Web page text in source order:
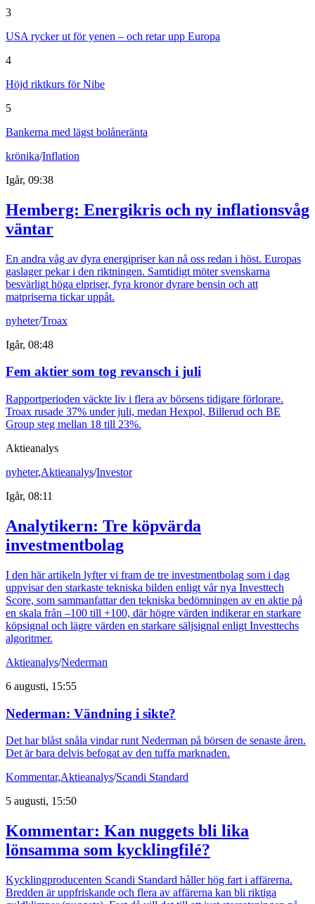
3
USA rycker ut för yenen – och retar upp Europa
4
Höjd riktkurs för Nibe
5
Bankerna med lägst bolåneränta
krönika/Inflation
Igår, 09:38
Hemberg: Energikris och ny inflationsvåg
väntar
En andra våg av dyra energipriser kan nå oss redan i höst. Europas
gaslager pekar i den riktningen. Samtidigt möter svenskarna
besvärligt höga elpriser, fyra kronor dyrare bensin och att
matpriserna tickar uppåt.
nyheter/Troax
Igår, 08:48
Fem aktier som tog revansch i juli
Rapportperioden väckte liv i flera av börsens tidigare förlorare.
Troax rusade 37% under juli, medan Hexpol, Billerud och BE
Group steg mellan 18 till 23%.
Aktieanalys
nyheter,Aktieanalys/Investor
Igår, 08:11
Analytikern: Tre köpvärda
investmentbolag
I den här artikeln lyfter vi fram de tre investmentbolag som i dag
uppvisar den starkaste tekniska bilden enligt vår nya Investtech
Score, som sammanfattar den tekniska bedömningen av en aktie på
en skala från –100 till +100, där högre värden indikerar en starkare
köpsignal och lägre värden en starkare säljsignal enligt Investtechs
algoritmer.
Aktieanalys/Nederman
6 augusti, 15:55
Nederman: Vändning i sikte?
Det har blåst snåla vindar runt Nederman på börsen de senaste åren.
Det är bara delvis befogat av den tuffa marknaden.
Kommentar,Aktieanalys/Scandi Standard
5 augusti, 15:50
Kommentar: Kan nuggets bli lika
lönsamma som kycklingfilé?
Kycklingproducenten Scandi Standard håller hög fart i affärerna.
Bredden är uppfriskande och flera av affärerna kan bli riktiga